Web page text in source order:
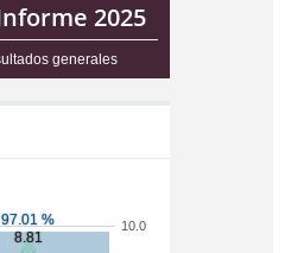
2025
generales
10.0